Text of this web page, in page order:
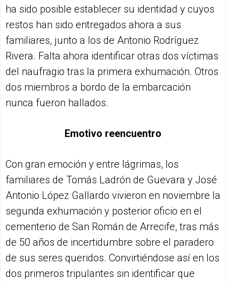
ha sido posible establecer su identidad y cuyos
restos han sido entregados ahora a sus
familiares, junto a los de Antonio Rodríguez
Rivera. Falta ahora identificar otras dos víctimas
del naufragio tras la primera exhumación. Otros
dos miembros a bordo de la embarcación
nunca fueron hallados.
Emotivo reencuentro
Con gran emoción y entre lágrimas, los
familiares de Tomás Ladrón de Guevara y José
Antonio López Gallardo vivieron en noviembre la
segunda exhumación y posterior oficio en el
cementerio de San Román de Arrecife, tras más
de 50 años de incertidumbre sobre el paradero
de sus seres queridos. Convirtiéndose así en los
dos primeros tripulantes sin identificar que